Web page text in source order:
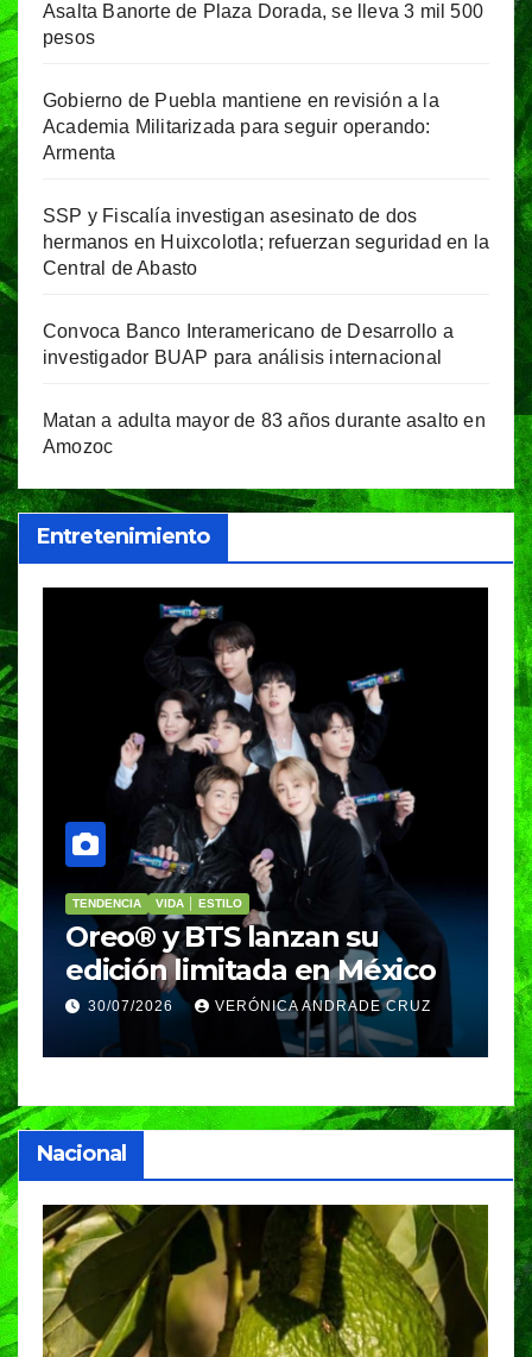
Asalta Banorte de Plaza Dorada, se lleva 3 mil 500
pesos
Gobierno de Puebla mantiene en revisión a la
Academia Militarizada para seguir operando:
Armenta
SSP y Fiscalía investigan asesinato de dos
hermanos en Huixcolotla; refuerzan seguridad en la
Central de Abasto
Convoca Banco Interamericano de Desarrollo a
investigador BUAP para análisis internacional
Matan a adulta mayor de 83 años durante asalto en
Amozoc
Entretenimiento
PORTADA VIDA │ ESTILO
Nosotros Bailamos,
Nosotros Volamos llega al
GIFF
25/07/2026 VERÓNICA ANDRADE CRUZ
Nacional